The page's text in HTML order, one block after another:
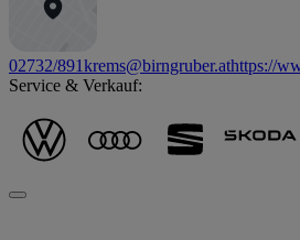
02732/891krems@birngruber.athttps://
Service & Verkauf: